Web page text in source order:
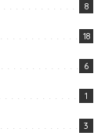
8
18
6
1
3